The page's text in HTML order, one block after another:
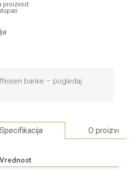
proizvod
banke – pogledaj
Specifikacija O proizvodu
Vrednost